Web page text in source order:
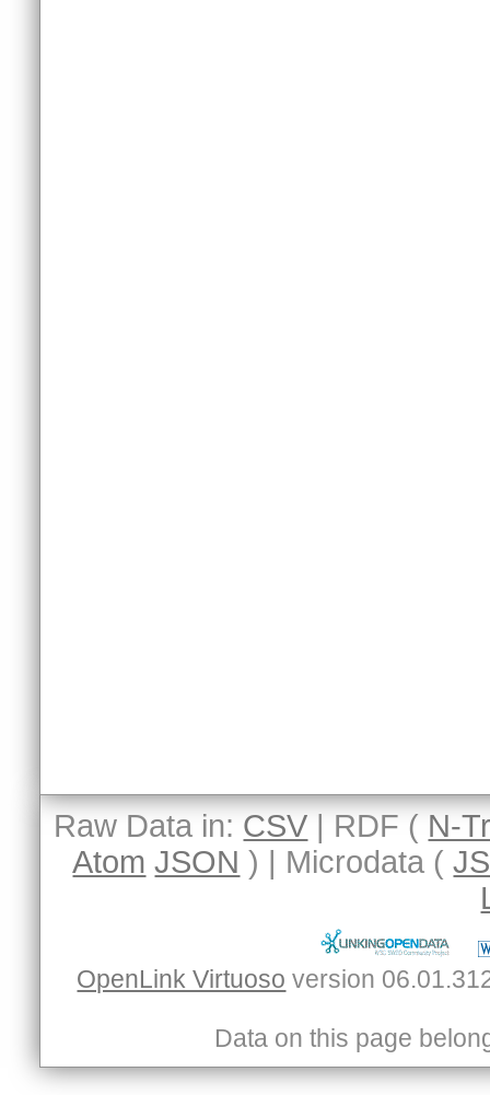
Raw Data in: CSV | RDF ( N-
Atom JSON ) | Microdata (
OpenLink Virtuoso
Data on this page